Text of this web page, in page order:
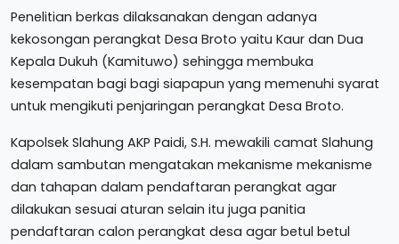
Penelitian berkas dilaksanakan dengan adanya
kekosongan perangkat Desa Broto yaitu Kaur dan Dua
Kepala Dukuh (Kamituwo) sehingga membuka
kesempatan bagi bagi siapapun yang memenuhi syarat
untuk mengikuti penjaringan perangkat Desa Broto.
Kapolsek Slahung AKP Paidi, S.H. mewakili camat Slahung
dalam sambutan mengatakan mekanisme mekanisme
dan tahapan dalam pendaftaran perangkat agar
dilakukan sesuai aturan selain itu juga panitia
pendaftaran calon perangkat desa agar betul betul